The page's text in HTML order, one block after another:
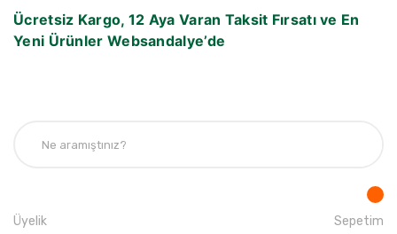
Ücretsiz Kargo, 12 Aya Varan Taksit Fırsatı ve En
Yeni Ürünler Websandalye’de
Üyelik Sepetim